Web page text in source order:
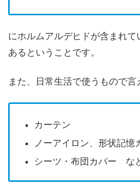
にホルムアルデヒドが含まれて
あるということです。
また、日常生活で使うもので言
カーテン
ノーアイロン、形状記憶
シーツ・布団カバー な